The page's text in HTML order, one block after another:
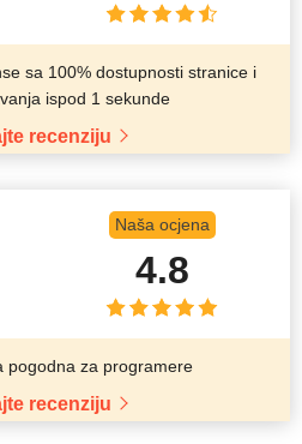
sa 100% dostupnosti stranice i
ispod 1 sekunde
recenziju
Naša ocjena
4.8
pogodna za programere
recenziju